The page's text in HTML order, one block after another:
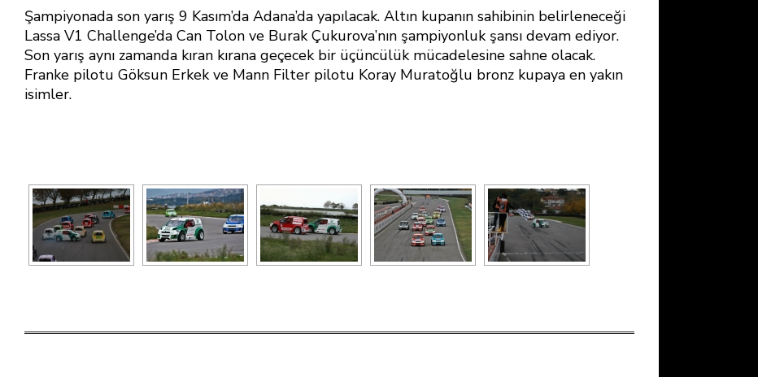
Şampiyonada son yarış 9 Kasım’da Adana’da yapılacak. Altın kupanın sahibinin belirleneceği
Lassa V1 Challenge’da Can Tolon ve Burak Çukurova’nın şampiyonluk şansı devam ediyor.
Son yarış aynı zamanda kıran kırana geçecek bir üçüncülük mücadelesine sahne olacak.
Franke pilotu Göksun Erkek ve Mann Filter pilotu Koray Muratoğlu bronz kupaya en yakın
isimler.